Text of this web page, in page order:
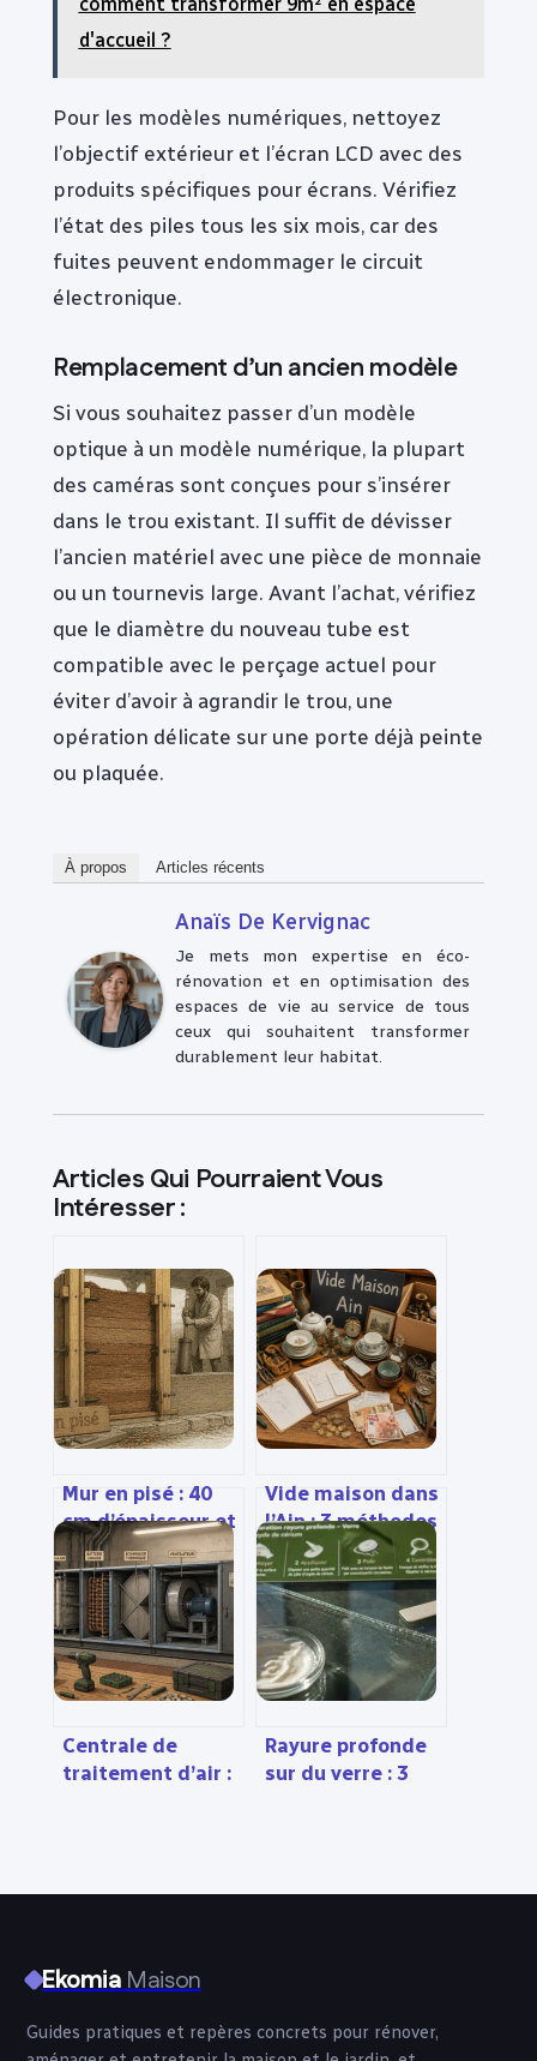
d'accueil ?
Pour les modèles numériques, nettoyez
l’objectif extérieur et l’écran LCD avec des
produits spécifiques pour écrans. Vérifiez
l’état des piles tous les six mois, car des
fuites peuvent endommager le circuit
électronique.
Remplacement d’un ancien modèle
Si vous souhaitez passer d’un modèle
optique à un modèle numérique, la plupart
des caméras sont conçues pour s’insérer
dans le trou existant. Il suffit de dévisser
l’ancien matériel avec une pièce de monnaie
ou un tournevis large. Avant l’achat, vérifiez
que le diamètre du nouveau tube est
compatible avec le perçage actuel pour
éviter d’avoir à agrandir le trou, une
opération délicate sur une porte déjà peinte
ou plaquée.
À propos Articles récents
Anaïs De Kervignac
Je mets mon expertise en éco-
rénovation et en optimisation des
espaces de vie au service de tous
ceux qui souhaitent transformer
durablement leur habitat.
Articles Qui Pourraient Vous
Intéresser :
Mur en pisé : 40
cm d’épaisseur et
3 règles d’or pour
préserver votre
bâti de l’humidité
Vide maison dans
l’Ain : 3 méthodes
pour libérer votre
espace
efficacement
Centrale de
traitement d’air :
Rayure profonde
sur du verre : 3
EkomiaMaison
Guides pratiques et repères concrets pour rénover,